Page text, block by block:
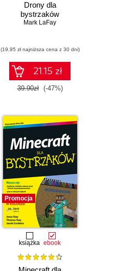
Drony dla
bystrzaków
Mark LaFay
(19,95 zł najniższa cena z 30 dni)
21.15 zł
39.90zł (-47%)
Promocja
książka ebook